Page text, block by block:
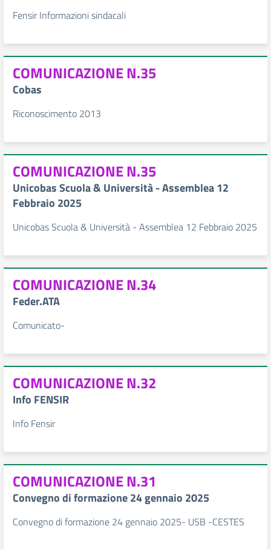
Fensir Informazioni sindacali
COMUNICAZIONE N.35
Cobas
Riconoscimento 2013
COMUNICAZIONE N.35
Unicobas Scuola & Università - Assemblea 12
Febbraio 2025
Unicobas Scuola & Università - Assemblea 12 Febbraio 2025
COMUNICAZIONE N.34
Feder.ATA
Comunicato-
COMUNICAZIONE N.32
Info FENSIR
Info Fensir
COMUNICAZIONE N.31
Convegno di formazione 24 gennaio 2025
Convegno di formazione 24 gennaio 2025- USB -CESTES